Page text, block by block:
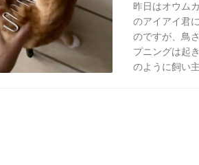
昨日はオウム
のアイアイ君
のですが、鳥
プニングは起
のように飼い